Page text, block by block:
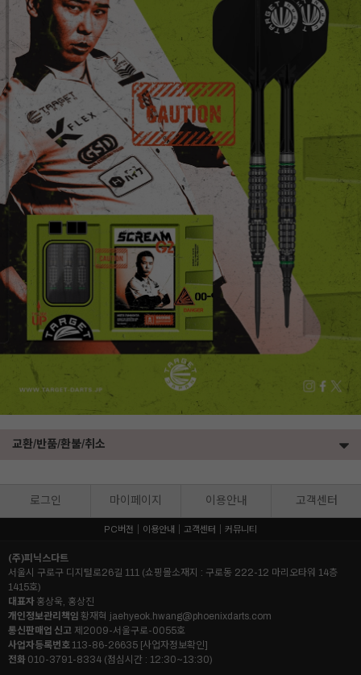
교환/반품/환불/취소
로그인 마이페이지 이용안내 고객센터
PC버전 이용안내 고객센터 커뮤니티
(주)피닉스다트
서울시 구로구 디지털로26길 111 (쇼핑몰소재지 : 구로동 222-12 마리오타워 14층
1415호)
대표자 홍상욱, 홍상진
개인정보관리책임 황재혁 jaehyeok.hwang@phoenixdarts.com
통신판매업 신고 제2009-서울구로-0055호
사업자등록번호 113-86-26635 [사업자정보확인]
전화 010-3791-8334 (점심시간 : 12:30~13:30)